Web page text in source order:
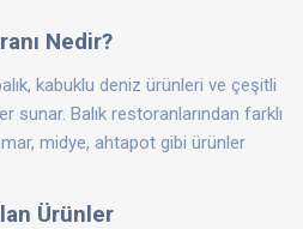
Nedir?
kabuklu deniz ürünleri ve çeşitli
sunar. Balık restoranlarından farklı
midye, ahtapot gibi ürünler
Ürünler